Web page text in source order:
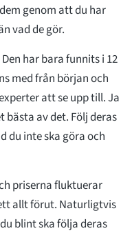
genom att du har
vad de gör.
har bara funnits i 12
med från början och
att se upp till. Ja
bästa av det. Följ deras
du inte ska göra och
priserna fluktuerar
allt förut. Naturligtvis
blint ska följa deras